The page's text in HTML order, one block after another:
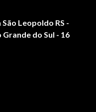
Leopoldo RS -
do Sul - 16